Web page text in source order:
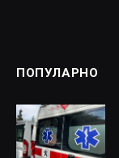
ПОПУЛАРНО